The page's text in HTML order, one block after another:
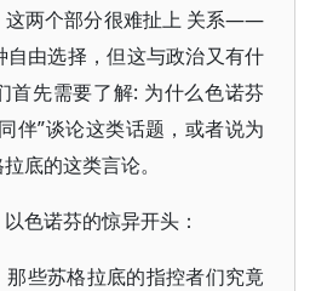
这两个部分很难扯上 关系——
由选择，但这与政治又有什
首先需要了解: 为什么色诺芬
伴”谈论这类话题，或者说为
底的这类言论。
色诺芬的惊异开头：
些苏格拉底的指控者们究竟